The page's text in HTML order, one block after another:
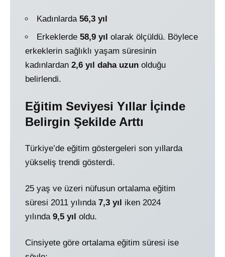
Kadınlarda 56,3 yıl
Erkeklerde 58,9 yıl olarak ölçüldü. Böylece
erkeklerin sağlıklı yaşam süresinin
kadınlardan 2,6 yıl daha uzun olduğu
belirlendi.
Eğitim Seviyesi Yıllar İçinde
Belirgin Şekilde Arttı
Türkiye’de eğitim göstergeleri son yıllarda
yükseliş trendi gösterdi.
25 yaş ve üzeri nüfusun ortalama eğitim
süresi 2011 yılında 7,3 yıl iken 2024
yılında 9,5 yıl oldu.
Cinsiyete göre ortalama eğitim süresi ise